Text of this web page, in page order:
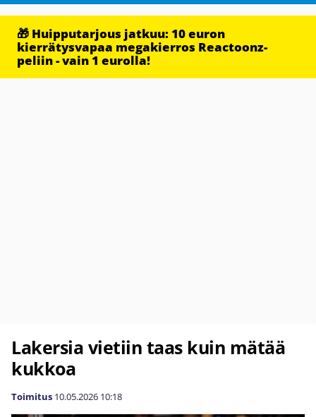
🎁 Huipputarjous jatkuu: 10 euron
kierrätysvapaa megakierros Reactoonz-
peliin - vain 1 eurolla!
Lakersia vietiin taas kuin mätää
kukkoa
Toimitus 10.05.2026 10:18